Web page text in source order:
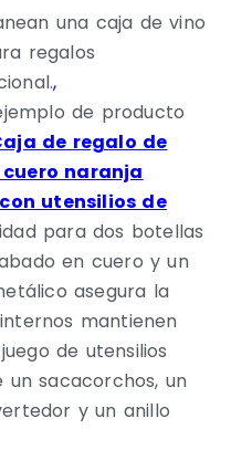
una caja de vino
regalos
,
de producto
de regalo de
naranja
utensilios de
para dos botellas
en cuero y un
asegura la
mantienen
de utensilios
sacacorchos, un
y un anillo